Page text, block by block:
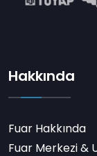
Hakkında
Fuar Hakkında
Fuar Merkezi &